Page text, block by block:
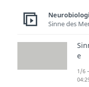
es
Sinne des
e
1/6